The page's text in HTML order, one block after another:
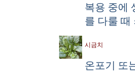
복용 중에
를 다룰 때
시금치
온포기 또